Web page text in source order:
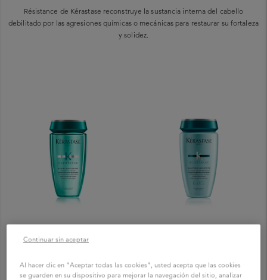
Résistance de Kérastase reconstruye la sustancia interna del cabello
debilitado por las agresiones químicas o mecánicas para restaurar su fortaleza
y solidez.
Bain Extentioniste
Bain Force Architecte
Al hacer clic en “Aceptar todas las cookies”, usted acepta que las cookies
se guarden en su dispositivo para mejorar la navegación del sitio, analizar
Continuar sin aceptar